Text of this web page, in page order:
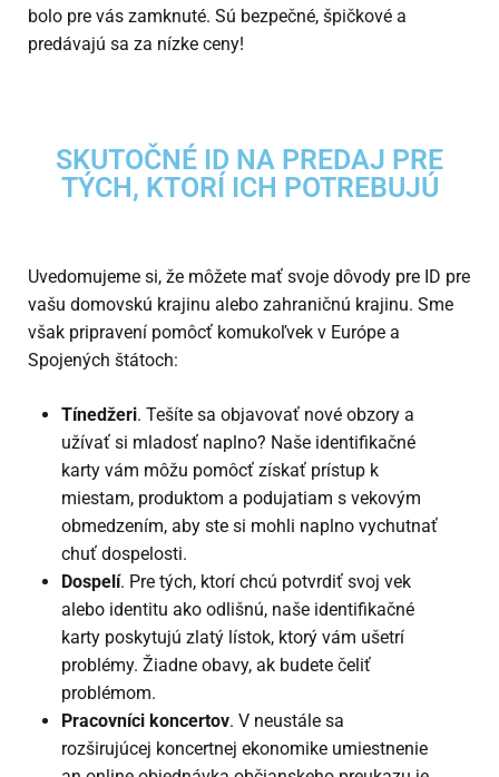
bolo pre vás zamknuté. Sú bezpečné, špičkové a
predávajú sa za nízke ceny!
SKUTOČNÉ ID NA PREDAJ PRE
TÝCH, KTORÍ ICH POTREBUJÚ
Uvedomujeme si, že môžete mať svoje dôvody pre ID pre
vašu domovskú krajinu alebo zahraničnú krajinu. Sme
však pripravení pomôcť komukoľvek v Európe a
Spojených štátoch:
Tínedžeri. Tešíte sa objavovať nové obzory a
užívať si mladosť naplno? Naše identifikačné
karty vám môžu pomôcť získať prístup k
miestam, produktom a podujatiam s vekovým
obmedzením, aby ste si mohli naplno vychutnať
chuť dospelosti.
Dospelí. Pre tých, ktorí chcú potvrdiť svoj vek
alebo identitu ako odlišnú, naše identifikačné
karty poskytujú zlatý lístok, ktorý vám ušetrí
problémy. Žiadne obavy, ak budete čeliť
problémom.
Pracovníci koncertov. V neustále sa
rozširujúcej koncertnej ekonomike umiestnenie